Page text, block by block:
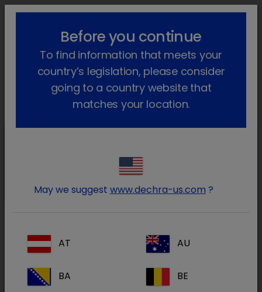
lock_outline search menu
Produtos
Cão SPECIFIC
Food Allergy Management, Dog
Voltar atrás
Food Allergen Management
Management
Food Allergen Management CDW
Food Allergen
Management
Food Allergen Management CDD
Before you continue
To find information that meets your
country’s legislation, please consider
going to a country website that
matches your location.
May we suggest www.dechra-us.com ?
AT AU
BA BE